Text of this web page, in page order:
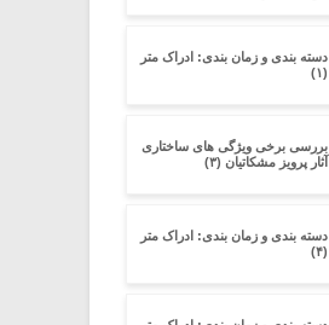
دسته بندی و زمان بندی: ادراک متر
(۱)
بررسی برخی ویژگی های ساختاری
آثار پرویز مشکاتیان (۳)
دسته بندی و زمان بندی: ادراک متر
(۴)